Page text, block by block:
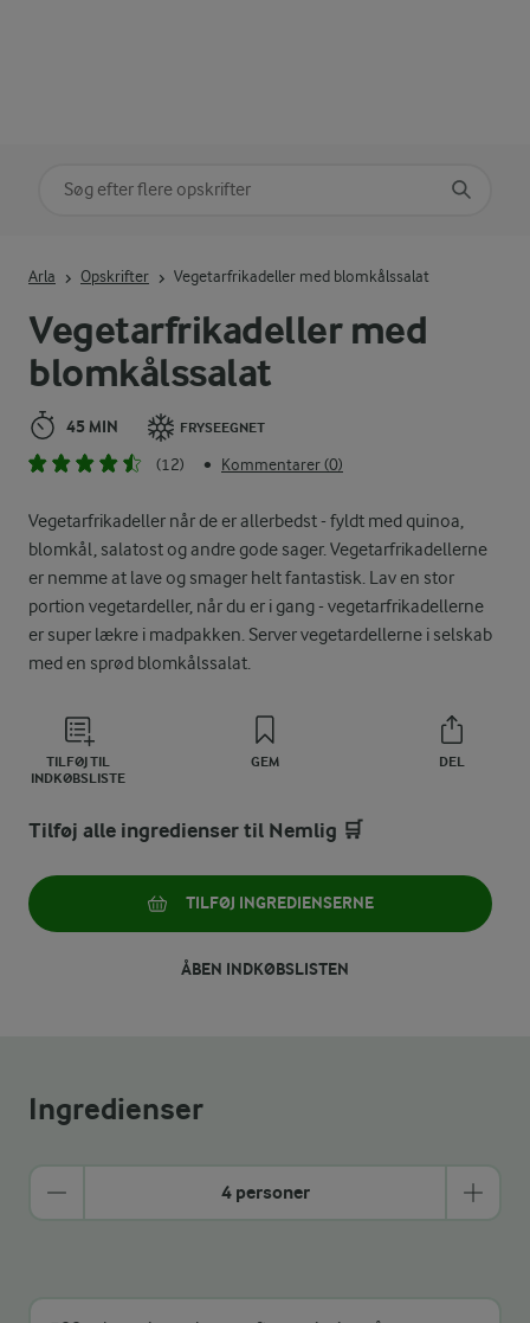
Vegetarfrikadeller med
blomkålssalat
45 MIN FRYSEEGNET
(12) • Kommentarer (0)
Vegetarfrikadeller når de er allerbedst - fyldt med quinoa,
blomkål, salatost og andre gode sager. Vegetarfrikadellerne
er nemme at lave og smager helt fantastisk. Lav en stor
portion vegetardeller, når du er i gang - vegetarfrikadellerne
er super lækre i madpakken. Server vegetardellerne i selskab
med en sprød blomkålssalat.
TILFØJ TIL
INDKØBSLISTE
GEM DEL
Arla Opskrifter Vegetarfrikadeller med blomkålssalat
Tilføj alle ingredienser til Nemlig 🛒
TILFØJ INGREDIENSERNE
ÅBEN INDKØBSLISTEN
Ingredienser
4 personer
Søg på kategori